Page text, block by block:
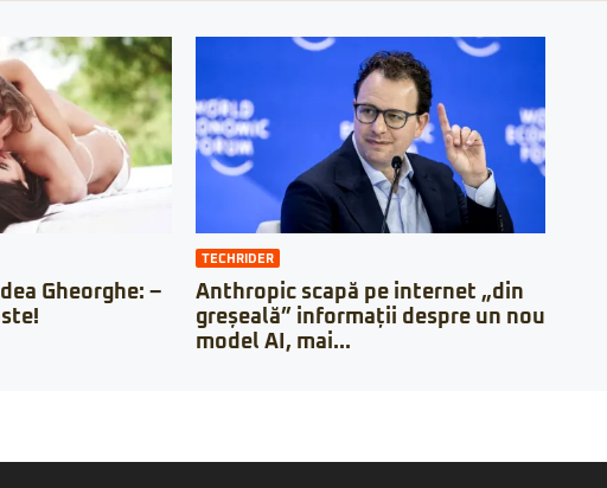
Gheorghe: –
TECHRIDER
Anthropic scapă pe internet „din
greșeală” informații despre un nou
model AI, mai...